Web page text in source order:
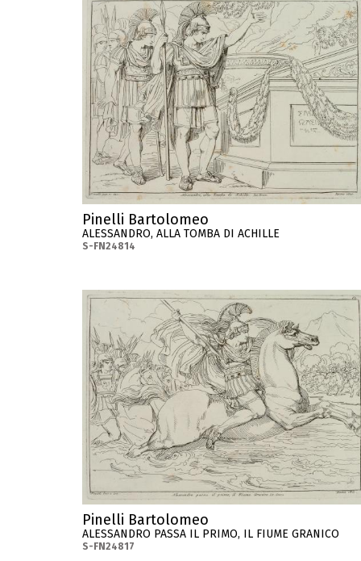
Pinelli Bartolomeo
ALESSANDRO, ALLA TOMBA DI ACHILLE
S-FN24814
Pinelli Bartolomeo
ALESSANDRO PASSA IL PRIMO, IL FIUME GRANICO
S-FN24817